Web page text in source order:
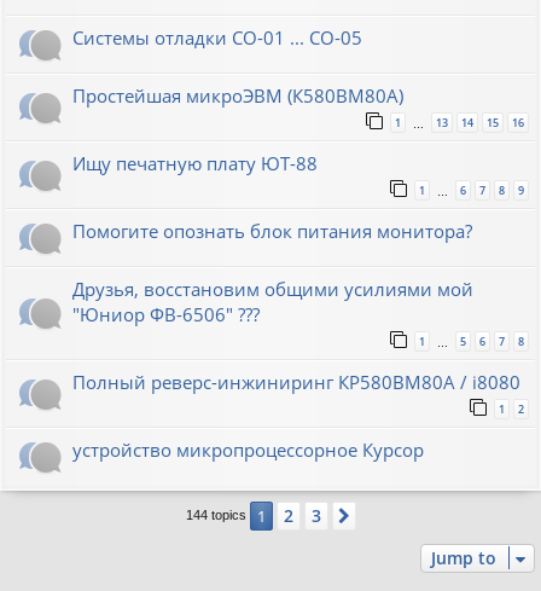
Системы отладки СО-01 ... СО-05
Простейшая микроЭВМ (К580ВМ80А)
1 13 14 15 16
Ищу печатную плату ЮТ-88
1 6 7 8 9
Помогите опознать блок питания монитора?
Друзья, восстановим общими усилиями мой
"Юниор ФВ-6506" ???
1 … 5 6 7 8
Полный реверс-инжиниринг КР580ВМ80А / i8080
1 2
устройство микропроцессорное Курсор
144 topics 1 2 3
Jump to